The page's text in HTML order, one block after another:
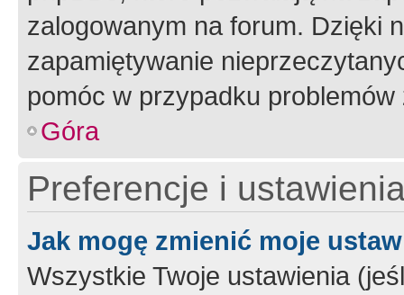
zalogowanym na forum. Dzięki
zapamiętywanie
pomóc w przypadku
Góra
Preferencje i
Jak mogę zmienić moje
Wszystkie Twoje ustawienia